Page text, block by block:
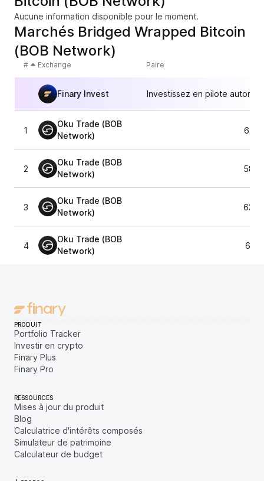
Aucune information disponible pour le moment.
Marchés Bridged Wrapped Bitcoin
(BOB Network)
# Exchange Paire
Finary Invest Investissez en pilote
1
Oku Trade (BOB
Network)
64
2
Oku Trade (BOB
Network)
58
3
Oku Trade (BOB
Network)
63
4
Oku Trade (BOB
Network)
64
PRODUIT
Portfolio Tracker
Investir en crypto
Finary Plus
Finary Pro
RESSOURCES
Mises à jour du produit
Blog
Calculatrice d'intérêts composés
Simulateur de patrimoine
Calculateur de budget